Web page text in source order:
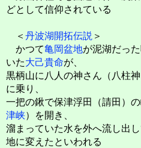
どとして信仰されている
＜ 丹波湖開拓伝説 ＞
かつて亀岡盆地が泥湖だっ
いた大己貴命が、
黒柄山に八人の神さん（八柱
に乗り、
一把の鍬で保津浮田（請田）
津峡）を開き、
溜まっていた水を外へ流し出
地に変えたといわれる